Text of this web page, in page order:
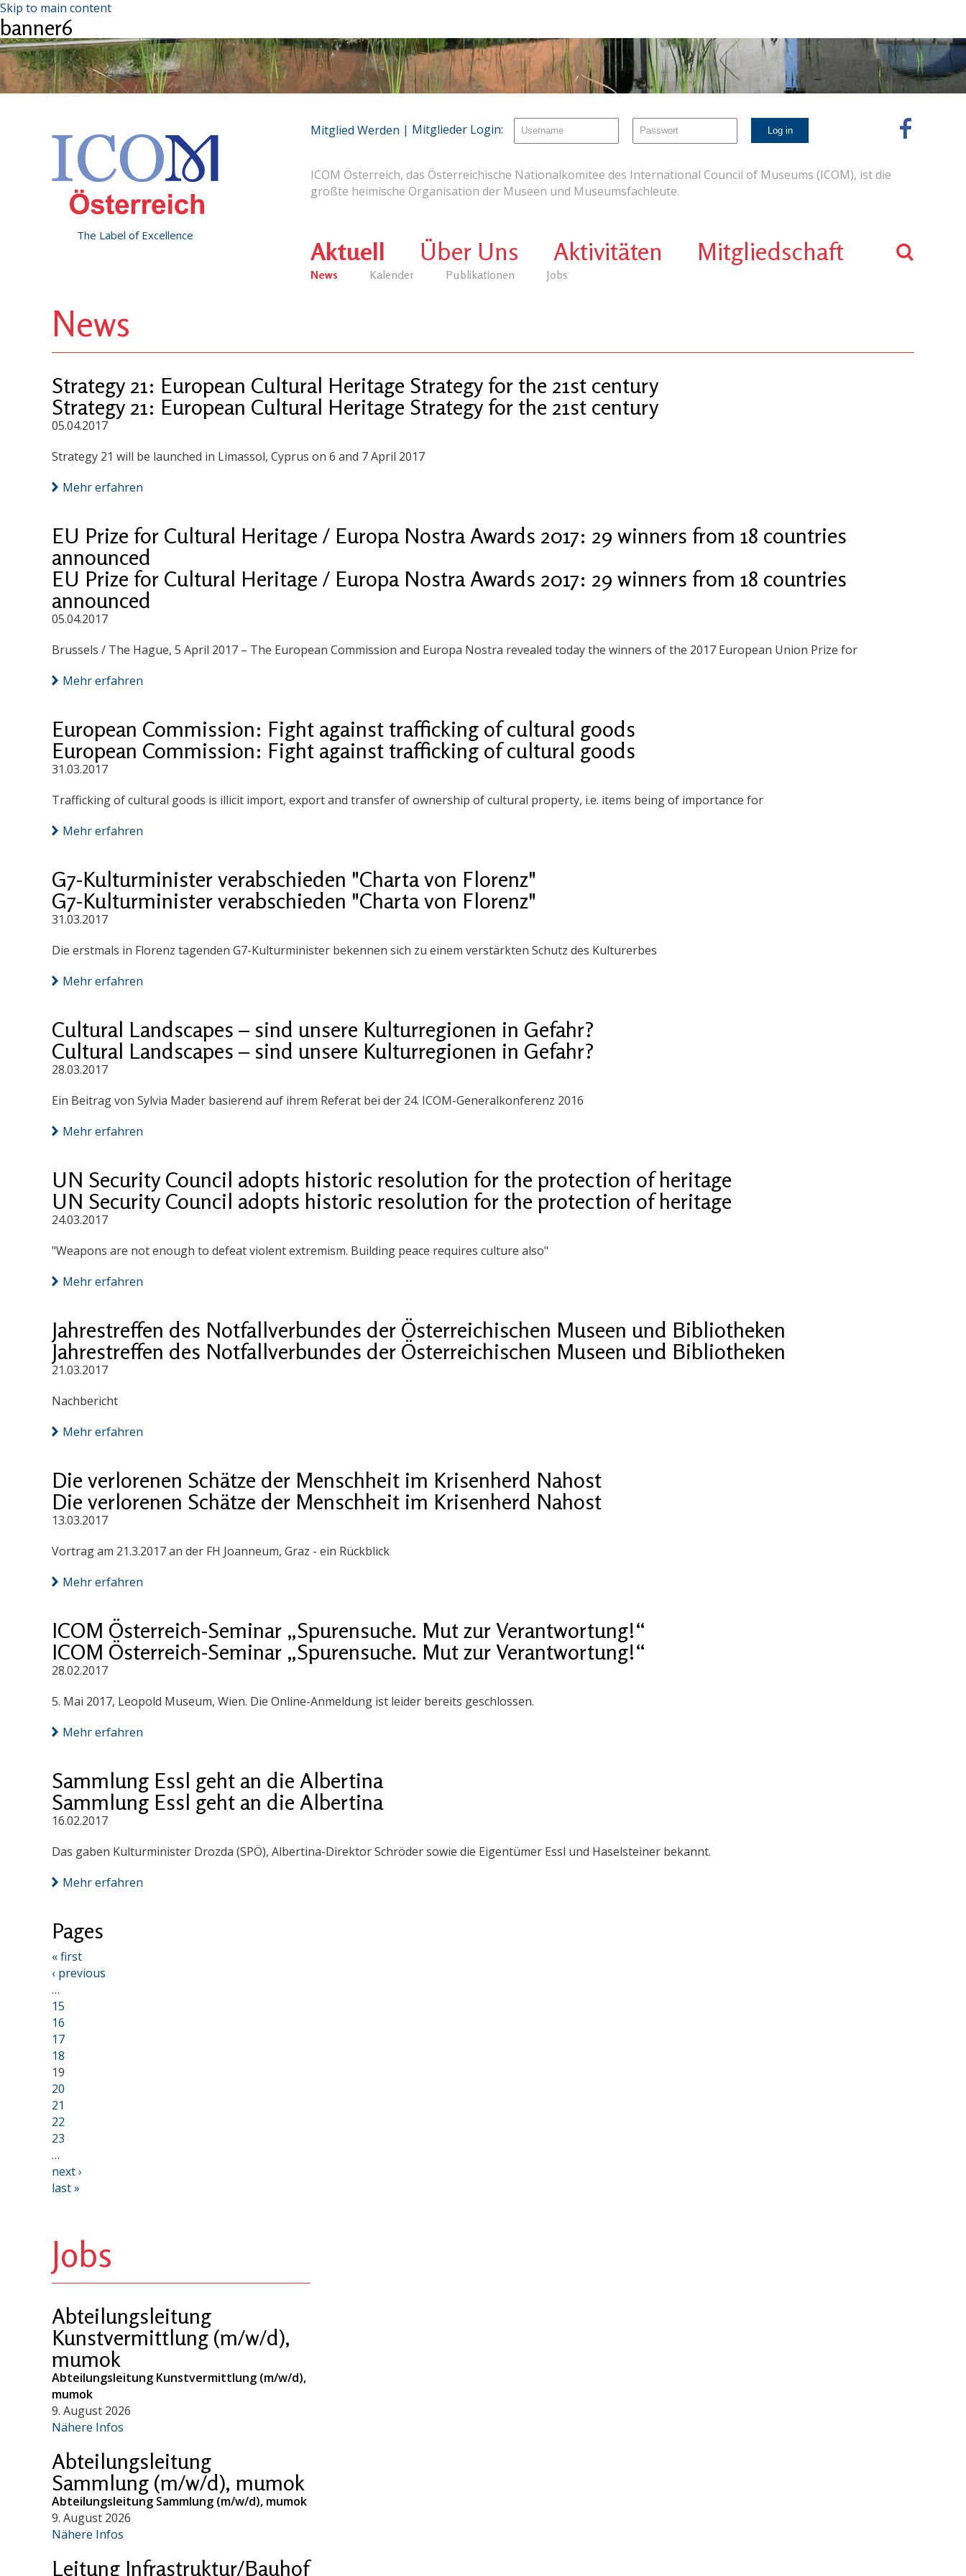
Skip to main content
banner6
The Label of Excellence
ICOM Österreich, das Österreichische Nationalkomitee des International Council of Museums (ICOM), ist die
größte heimische Organisation der Museen und Museumsfachleute.
Aktuell
News Kalender Publikationen Jobs
Über Uns Aktivitäten Mitgliedschaft
Mitglied Werden | Mitglieder Login:
News
Strategy 21: European Cultural Heritage Strategy for the 21st century
Strategy 21: European Cultural Heritage Strategy for the 21st century
05.04.2017
Strategy 21 will be launched in Limassol, Cyprus on 6 and 7 April 2017
Mehr erfahren
EU Prize for Cultural Heritage / Europa Nostra Awards 2017: 29 winners from 18 countries
announced
EU Prize for Cultural Heritage / Europa Nostra Awards 2017: 29 winners from 18 countries
announced
05.04.2017
Brussels / The Hague, 5 April 2017 – The European Commission and Europa Nostra revealed today the winners of the 2017 European Union Prize for
Mehr erfahren
European Commission: Fight against trafficking of cultural goods
European Commission: Fight against trafficking of cultural goods
31.03.2017
Trafficking of cultural goods is illicit import, export and transfer of ownership of cultural property, i.e. items being of importance for
Mehr erfahren
G7-Kulturminister verabschieden "Charta von Florenz"
G7-Kulturminister verabschieden "Charta von Florenz"
31.03.2017
Die erstmals in Florenz tagenden G7-Kulturminister bekennen sich zu einem verstärkten Schutz des Kulturerbes
Mehr erfahren
Cultural Landscapes – sind unsere Kulturregionen in Gefahr?
Cultural Landscapes – sind unsere Kulturregionen in Gefahr?
28.03.2017
Ein Beitrag von Sylvia Mader basierend auf ihrem Referat bei der 24. ICOM-Generalkonferenz 2016
Mehr erfahren
UN Security Council adopts historic resolution for the protection of heritage
UN Security Council adopts historic resolution for the protection of heritage
24.03.2017
"Weapons are not enough to defeat violent extremism. Building peace requires culture also"
Mehr erfahren
Jahrestreffen des Notfallverbundes der Österreichischen Museen und Bibliotheken
Jahrestreffen des Notfallverbundes der Österreichischen Museen und Bibliotheken
21.03.2017
Nachbericht
Mehr erfahren
Die verlorenen Schätze der Menschheit im Krisenherd Nahost
Die verlorenen Schätze der Menschheit im Krisenherd Nahost
13.03.2017
Vortrag am 21.3.2017 an der FH Joanneum, Graz - ein Rückblick
Mehr erfahren
ICOM Österreich-Seminar „Spurensuche. Mut zur Verantwortung!“
ICOM Österreich-Seminar „Spurensuche. Mut zur Verantwortung!“
28.02.2017
5. Mai 2017, Leopold Museum, Wien. Die Online-Anmeldung ist leider bereits geschlossen.
Mehr erfahren
Sammlung Essl geht an die Albertina
Sammlung Essl geht an die Albertina
16.02.2017
Das gaben Kulturminister Drozda (SPÖ), Albertina-Direktor Schröder sowie die Eigentümer Essl und Haselsteiner bekannt.
Mehr erfahren
Pages
« first
‹ previous
…
15
16
17
18
19
20
21
22
23
…
next ›
last »
Jobs
Abteilungsleitung
Kunstvermittlung (m/w/d),
mumok
Abteilungsleitung Kunstvermittlung (m/w/d),
mumok
9. August 2026
Nähere Infos
Abteilungsleitung
Sammlung (m/w/d), mumok
Abteilungsleitung Sammlung (m/w/d), mumok
9. August 2026
Nähere Infos
Leitung Infrastruktur/Bauhof